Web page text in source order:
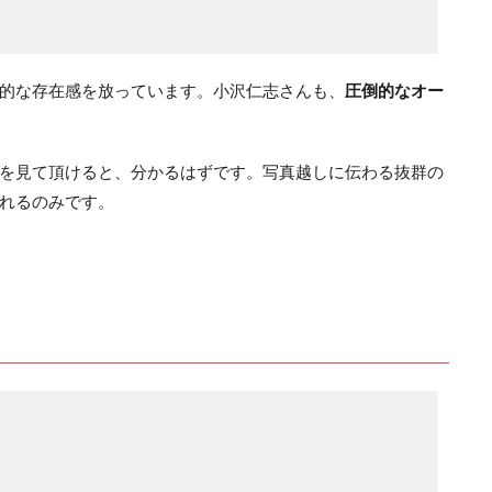
な存在感を放っています。小沢仁志さんも、 圧倒的なオー
見て頂けると、分かるはずです。写真越しに伝わる抜群の
るのみです。